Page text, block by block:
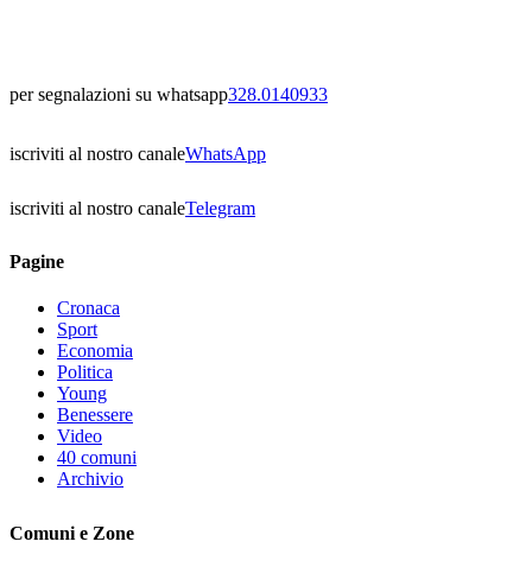
per segnalazioni su whatsapp328.0140933
iscriviti al nostro canaleWhatsApp
iscriviti al nostro canaleTelegram
Pagine
Cronaca
Sport
Economia
Politica
Young
Benessere
Video
40 comuni
Archivio
Comuni e Zone